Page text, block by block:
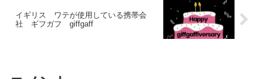
イギリス ワテが使用している携帯会
社 ギフガフ giffgaff